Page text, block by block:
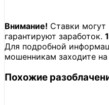
Внимание! Ставки
гарантируют заработок.
Для подробной
мошенникам заходите
Похожие